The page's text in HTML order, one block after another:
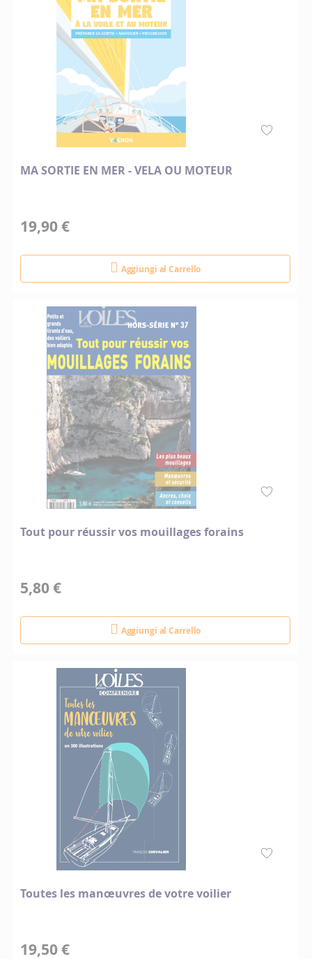
MA SORTIE EN MER - VELA OU MOTEUR
19,90 €
Aggiungi al Carrello
Tout pour réussir vos mouillages forains
5,80 €
Aggiungi al Carrello
Toutes les manœuvres de votre voilier
19,50 €